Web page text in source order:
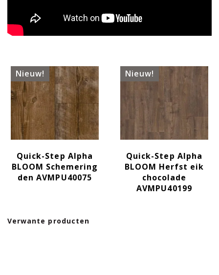
Verwante producten
Nieuw!
Quick-Step Alpha
BLOOM Schemering
den AVMPU40075
Nieuw!
Quick-Step Alpha
BLOOM Herfst eik
chocolade
AVMPU40199